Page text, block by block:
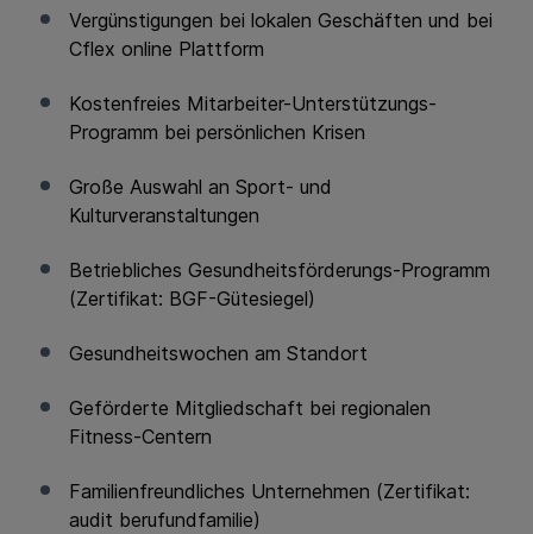
Vergünstigungen bei lokalen Geschäften und bei
Cflex online Plattform
Kostenfreies Mitarbeiter-Unterstützungs-
Programm bei persönlichen Krisen
Große Auswahl an Sport- und
Kulturveranstaltungen
Betriebliches Gesundheitsförderungs-Programm
(Zertifikat: BGF-Gütesiegel)
Gesundheitswochen am Standort
Geförderte Mitgliedschaft bei regionalen
Fitness-Centern
Familienfreundliches Unternehmen (Zertifikat:
audit berufundfamilie)